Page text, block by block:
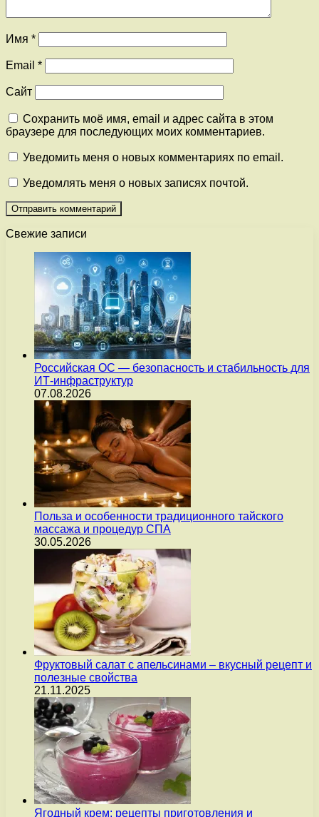
Имя *
Email *
Сайт
Сохранить моё имя, email и адрес сайта в этом
браузере для последующих моих комментариев.
Уведомить меня о новых комментариях по email.
Уведомлять меня о новых записях почтой.
Свежие записи
Российская ОС — безопасность и стабильность для
ИТ-инфраструктур
07.08.2026
Польза и особенности традиционного тайского
массажа и процедур СПА
30.05.2026
Фруктовый салат с апельсинами – вкусный рецепт и
полезные свойства
21.11.2025
Ягодный крем: рецепты приготовления и